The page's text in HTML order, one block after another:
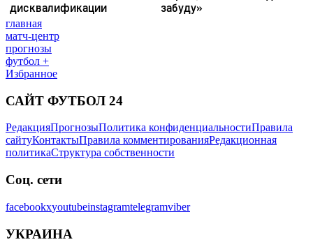
главная
матч-центр
прогнозы
футбол +
Избранное
САЙТ ФУТБОЛ 24
РедакцияПрогнозыПолитика конфиденциальностиПравила
сайтуКонтактыПравила комментированияРедакционная
политикаСтруктура собственности
Соц. сети
facebookxyoutubeinstagramtelegramviber
УКРАИНА